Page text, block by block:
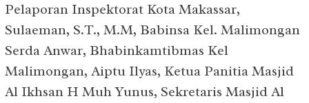
Pelaporan Inspektorat Kota Makassar,
Sulaeman, S.T., M.M, Babinsa Kel. Malimongan
Serda Anwar, Bhabinkamtibmas Kel
Malimongan, Aiptu Ilyas, Ketua Panitia Masjid
Al Ikhsan H Muh Yunus, Sekretaris Masjid Al